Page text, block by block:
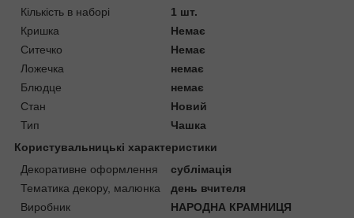
Кількість в наборі
1 шт.
Кришка
Немає
Ситечко
Немає
Ложечка
немає
Блюдце
немає
Стан
Новий
Тип
Чашка
Користувальницькі характеристики
Декоративне оформлення
сублімація
Тематика декору, малюнка
день вчителя
Виробник
НАРОДНА КРАМНИЦЯ